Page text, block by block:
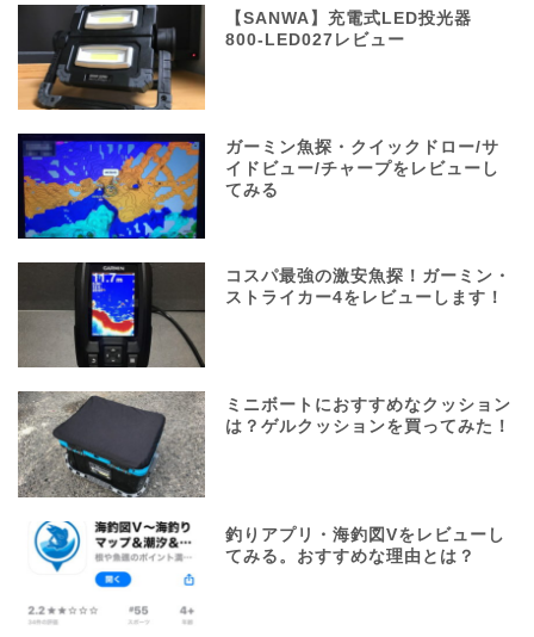
【SANWA】充電式LED投光器
800-LED027レビュー
ガーミン魚探・クイックドロー/サ
イドビュー/チャープをレビューし
てみる
コスパ最強の激安魚探！ガーミン・
ストライカー4をレビューします！
ミニボートにおすすめなクッション
は？ゲルクッションを買ってみた！
釣りアプリ・海釣図Vをレビューし
てみる。おすすめな理由とは？